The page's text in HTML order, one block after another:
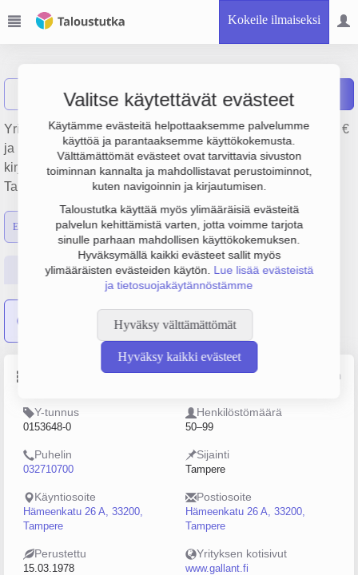
Kokeile ilmaiseksi
Valitse käytettävät evästeet
Käytämme evästeitä helpottaaksemme palvelumme
käyttöä ja parantaaksemme käyttökokemusta.
Välttämättömät evästeet ovat tarvittavia sivuston
toiminnan kannalta ja mahdollistavat perustoiminnot,
kuten navigoinnin ja kirjautumisen.
Taloustutka käyttää myös ylimääräisiä evästeitä
palvelun kehittämistä varten, jotta voimme tarjota
sinulle parhaan mahdollisen käyttökokemuksen.
Hyväksymällä kaikki evästeet sallit myös
ylimääräisten evästeiden käytön. Lue lisää evästeistä
ja tietosuojakäytännöstämme
Hyväksy välttämättömät
Hyväksy kaikki evästeet
Näytä haku Gallant Oy Raportit
Yrityksen Gallant Oy liikevaihto on 9.2 milj. €, tulos 127 000 €
ja henkilöstömäärä 66. Sen päätoimiala on Laskentatoimi,
kirjanpito ja veroneuvonta, perustamisvuosi 1978 ja sijainti
Tampere. Yrityksen yhtiömuoto Osakeyhtiö (OY).
Emon luvut Konsernin luvut
Perustiedot Tilinpäätösluvut Päättäjätiedot
on sulautunut yritykseen Gallant Oy
Lähde: YTJ, PRH, Traficom
Y-tunnus
0153648-0
Henkilöstömäärä
50–99
Puhelin
032710700
Sijainti
Tampere
Käyntiosoite
Hämeenkatu 26 A, 33200,
Tampere
Postiosoite
Hämeenkatu 26 A, 33200,
Tampere
Perustettu
15.03.1978
Yrityksen kotisivut
www.gallant.fi